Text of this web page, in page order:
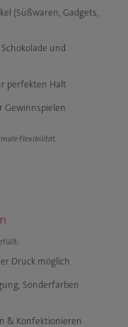
(Süßwaren, Gadgets,
und
perfekten Halt
Gewinnspielen
Flexibilität.
Druck möglich
Sonderfarben
& Konfektionieren